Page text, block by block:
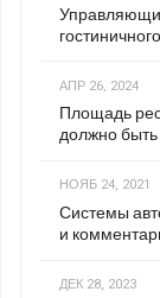
АПР 26, 2024
Площадь
должно
НОЯБ 24, 2021
Системы
и
ДЕК 28, 2023